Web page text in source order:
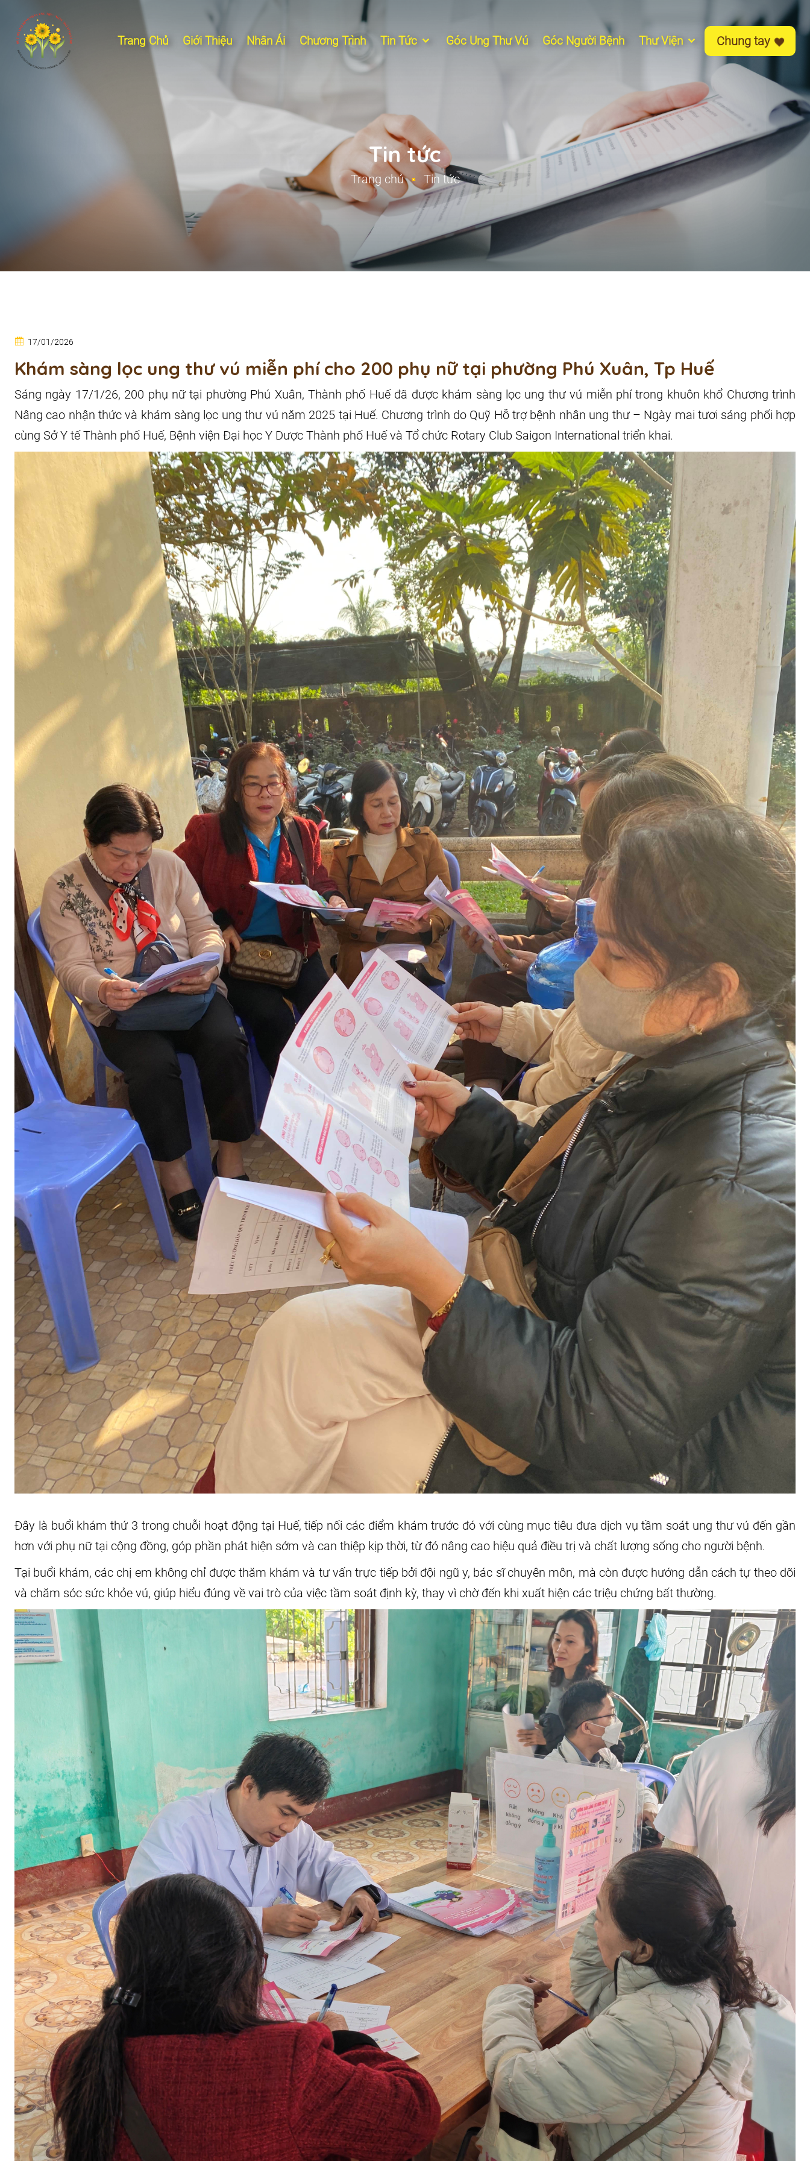
Trang Chủ Giới Thiệu Nhân Ái Chương Trình Tin Tức Góc Ung Thư Vú Góc Người Bệnh Thư Viện Chung tay
Tin tức
Trang chủ Tin tức
17/01/2026
Khám sàng lọc ung thư vú miễn phí cho 200 phụ nữ tại phường Phú Xuân, Tp Huế
Sáng ngày 17/1/26, 200 phụ nữ tại phường Phú Xuân, Thành phố Huế đã được khám sàng lọc ung thư vú miễn phí trong khuôn khổ Chương trình
Nâng cao nhận thức và khám sàng lọc ung thư vú năm 2025 tại Huế. Chương trình do Quỹ Hỗ trợ bệnh nhân ung thư – Ngày mai tươi sáng phối hợp
cùng Sở Y tế Thành phố Huế, Bệnh viện Đại học Y Dược Thành phố Huế và Tổ chức Rotary Club Saigon International triển khai.
Đây là buổi khám thứ 3 trong chuỗi hoạt động tại Huế, tiếp nối các điểm khám trước đó với cùng mục tiêu đưa dịch vụ tầm soát ung thư vú đến gần
hơn với phụ nữ tại cộng đồng, góp phần phát hiện sớm và can thiệp kịp thời, từ đó nâng cao hiệu quả điều trị và chất lượng sống cho người bệnh.
Tại buổi khám, các chị em không chỉ được thăm khám và tư vấn trực tiếp bởi đội ngũ y, bác sĩ chuyên môn, mà còn được hướng dẫn cách tự theo dõi
và chăm sóc sức khỏe vú, giúp hiểu đúng về vai trò của việc tầm soát định kỳ, thay vì chờ đến khi xuất hiện các triệu chứng bất thường.